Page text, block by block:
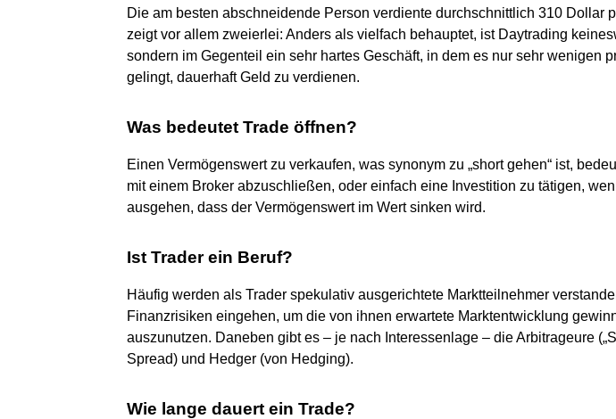
Die am besten abschneidende Person verdiente durchschnittlich 310 Dollar
zeigt vor allem zweierlei: Anders als vielfach behauptet, ist Daytrading
sondern im Gegenteil ein sehr hartes Geschäft, in dem es nur sehr wenigen
gelingt, dauerhaft Geld zu verdienen.
Was bedeutet Trade öffnen?
Einen Vermögenswert zu verkaufen, was synonym zu „short gehen“ ist,
mit einem Broker abzuschließen, oder einfach eine Investition zu tätigen,
ausgehen, dass der Vermögenswert im Wert sinken wird.
Ist Trader ein Beruf?
Häufig werden als Trader spekulativ ausgerichtete Marktteilnehmer
Finanzrisiken eingehen, um die von ihnen erwartete Marktentwicklung
auszunutzen. Daneben gibt es – je nach Interessenlage – die Arbitrageure
Spread) und Hedger (von Hedging).
Wie lange dauert ein Trade?